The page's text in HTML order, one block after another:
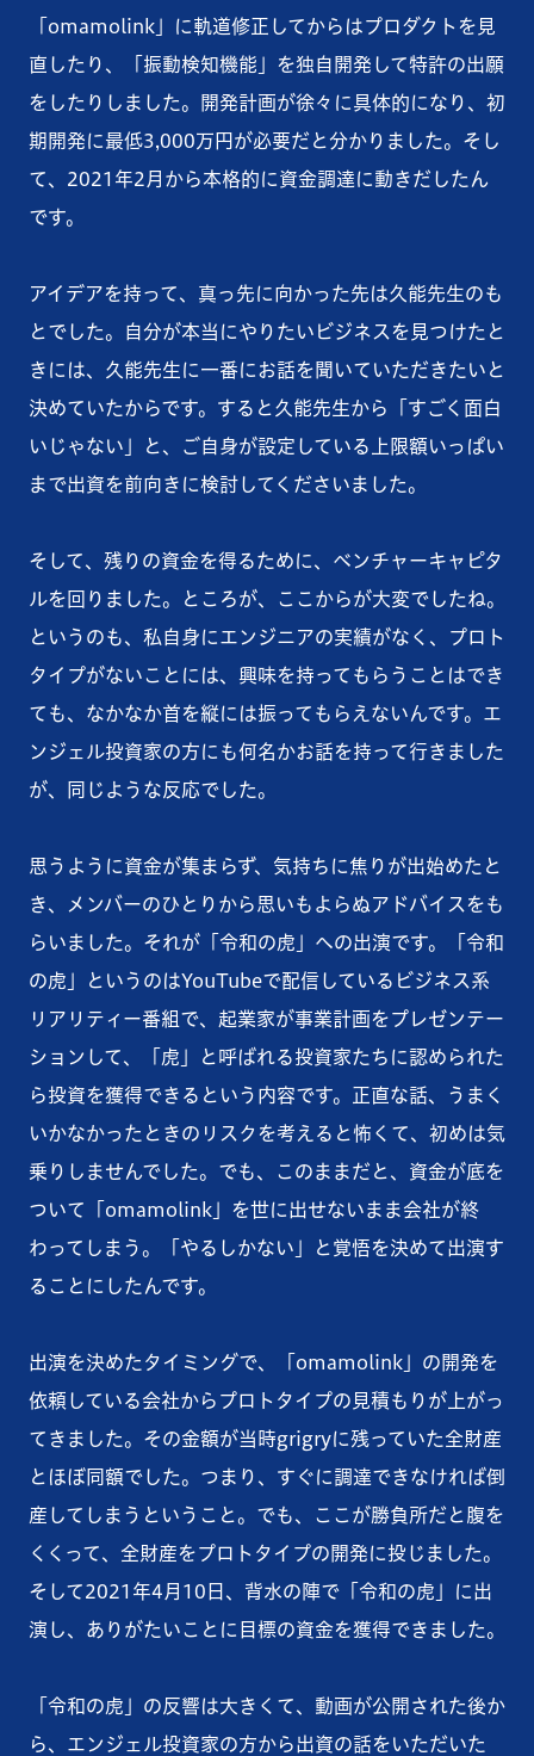
「omamolink」に軌道修正してからはプロダクトを見
直したり、「振動検知機能」を独自開発して特許の出願
をしたりしました。開発計画が徐々に具体的になり、初
期開発に最低3,000万円が必要だと分かりました。そし
て、2021年2月から本格的に資金調達に動きだしたん
です。
アイデアを持って、真っ先に向かった先は久能先生のも
とでした。自分が本当にやりたいビジネスを見つけたと
きには、久能先生に一番にお話を聞いていただきたいと
決めていたからです。すると久能先生から「すごく面白
いじゃない」と、ご自身が設定している上限額いっぱい
まで出資を前向きに検討してくださいました。
そして、残りの資金を得るために、ベンチャーキャピタ
ルを回りました。ところが、ここからが大変でしたね。
というのも、私自身にエンジニアの実績がなく、プロト
タイプがないことには、興味を持ってもらうことはでき
ても、なかなか首を縦には振ってもらえないんです。エ
ンジェル投資家の方にも何名かお話を持って行きました
が、同じような反応でした。
思うように資金が集まらず、気持ちに焦りが出始めたと
き、メンバーのひとりから思いもよらぬアドバイスをも
らいました。それが「令和の虎」への出演です。「令和
の虎」というのはYouTubeで配信しているビジネス系
リアリティー番組で、起業家が事業計画をプレゼンテー
ションして、「虎」と呼ばれる投資家たちに認められた
ら投資を獲得できるという内容です。正直な話、うまく
いかなかったときのリスクを考えると怖くて、初めは気
乗りしませんでした。でも、このままだと、資金が底を
ついて「omamolink」を世に出せないまま会社が終
わってしまう。「やるしかない」と覚悟を決めて出演す
ることにしたんです。
出演を決めたタイミングで、「omamolink」の開発を
依頼している会社からプロトタイプの見積もりが上がっ
てきました。その金額が当時grigryに残っていた全財産
とほぼ同額でした。つまり、すぐに調達できなければ倒
産してしまうということ。でも、ここが勝負所だと腹を
くくって、全財産をプロトタイプの開発に投じました。
そして2021年4月10日、背水の陣で「令和の虎」に出
演し、ありがたいことに目標の資金を獲得できました。
「令和の虎」の反響は大きくて、動画が公開された後か
ら、エンジェル投資家の方から出資の話をいただいた